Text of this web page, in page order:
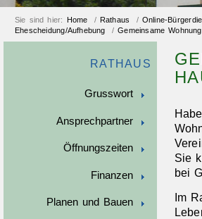
Sie sind hier: Home / Rathaus / Online-
Ehescheidung/Aufhebung
/Gemeinsame
RATHAUS
Grusswort
Ansprechpartner
Öffnungszeiten
Finanzen
Planen und Bauen
Sie
bei
Im